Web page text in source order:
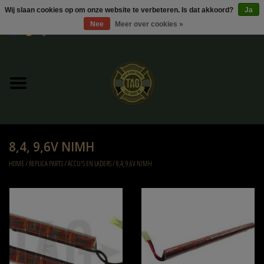
UItverkoop
Kleding
Tactical gear
Ammo
Replica Parts
Diverse
8,4, 9,6V NIMH
HOME/REPLICA PARTS/ACCU'S EN LADERS/8,4, 9,6V NIMH
Wij slaan cookies op om onze website te verbeteren. Is dat akkoord?
Ja
Nee
Meer over cookies »